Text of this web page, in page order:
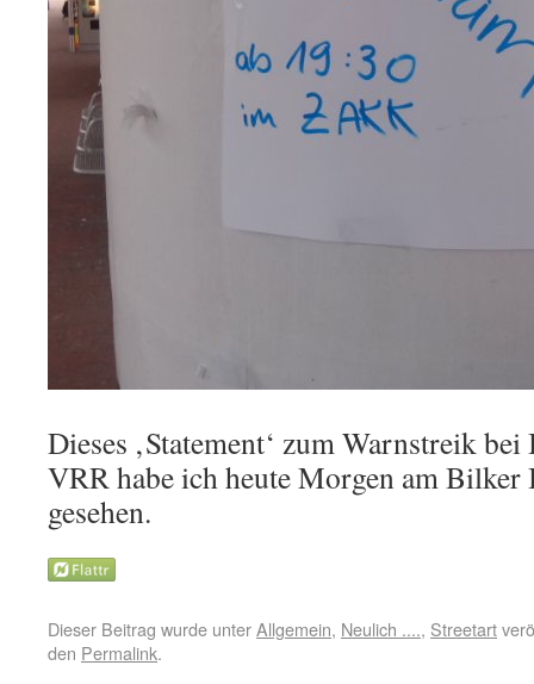
Dieses ‚Statement‘ zum Warnstreik
VRR habe ich heute Morgen am
gesehen.
Dieser Beitrag wurde unterAllgemein, Neulich ...., Streetart
den Permalink.